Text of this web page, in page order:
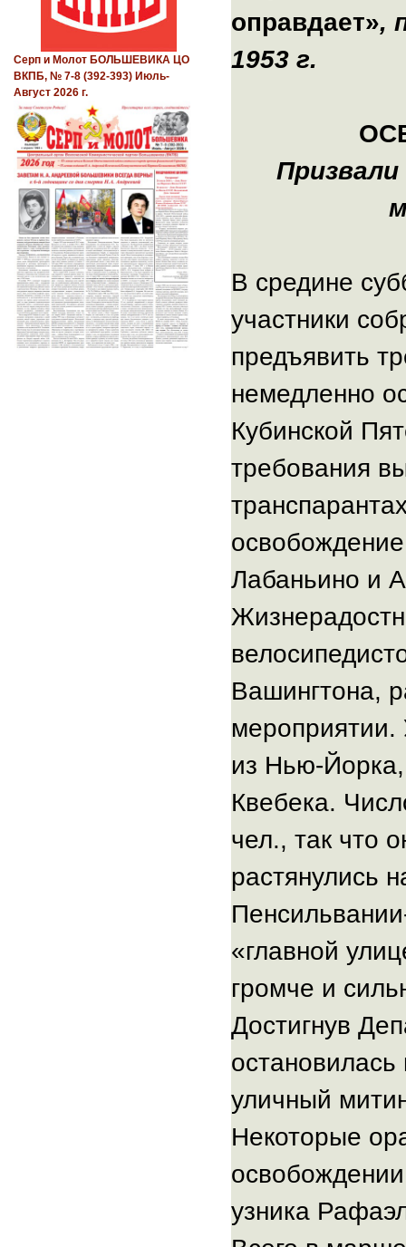
оправдает»,
1953 г.
В средине
участники
предъявить
немедленно
Кубинской
требования
Лабаньино и
Вашингтона,
из Нью-
Квебека.
чел., так что
растянулись
«главной
громче и
Достигнув
уличный
Некоторые
освобождении
узника
Серп и Молот БОЛЬШЕВИКА ЦО
ВКПБ, № 7-8 (392-393) Июль-
Август 2026 г.